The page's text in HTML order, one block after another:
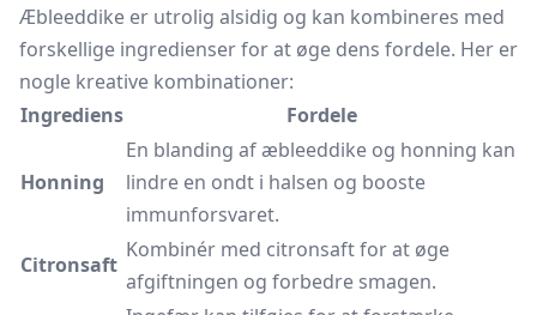
Æbleeddike er utrolig alsidig og kan kombineres med
forskellige ingredienser for at øge dens fordele. Her er
nogle kreative kombinationer:
Ingrediens
Fordele
Honning
En blanding af æbleeddike og honning kan
lindre en ondt i halsen og booste
immunforsvaret.
Citronsaft
Kombinér med citronsaft for at øge
afgiftningen og forbedre smagen.